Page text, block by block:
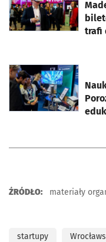
trafi
otworzy się w nowej
ŹRÓDŁO: materiały
startupy